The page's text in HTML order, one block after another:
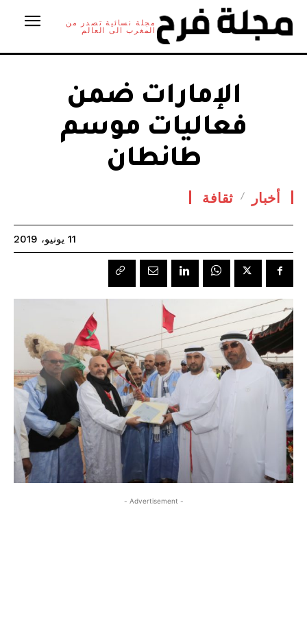
مجلة نسائية تصدر من
المغرب الى العالم
الإمارات ضمن
فعاليات موسم
طانطان
أخبار ثقافة
11 يونيو، 2019
- Advertisement -